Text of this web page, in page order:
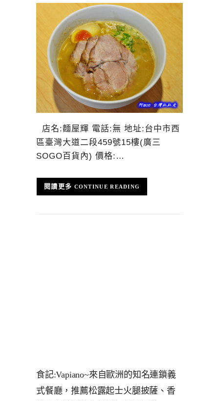
店名:麵屋輝 電話:無 地址:台中市西
區臺灣大道二段459號15樓(廣三
SOGO百貨內) 價格:…
CONTINUE READING
食記:Vapiano~來自歐洲的知名連鎖義
式餐廳，推薦松露起士火腿披薩、香